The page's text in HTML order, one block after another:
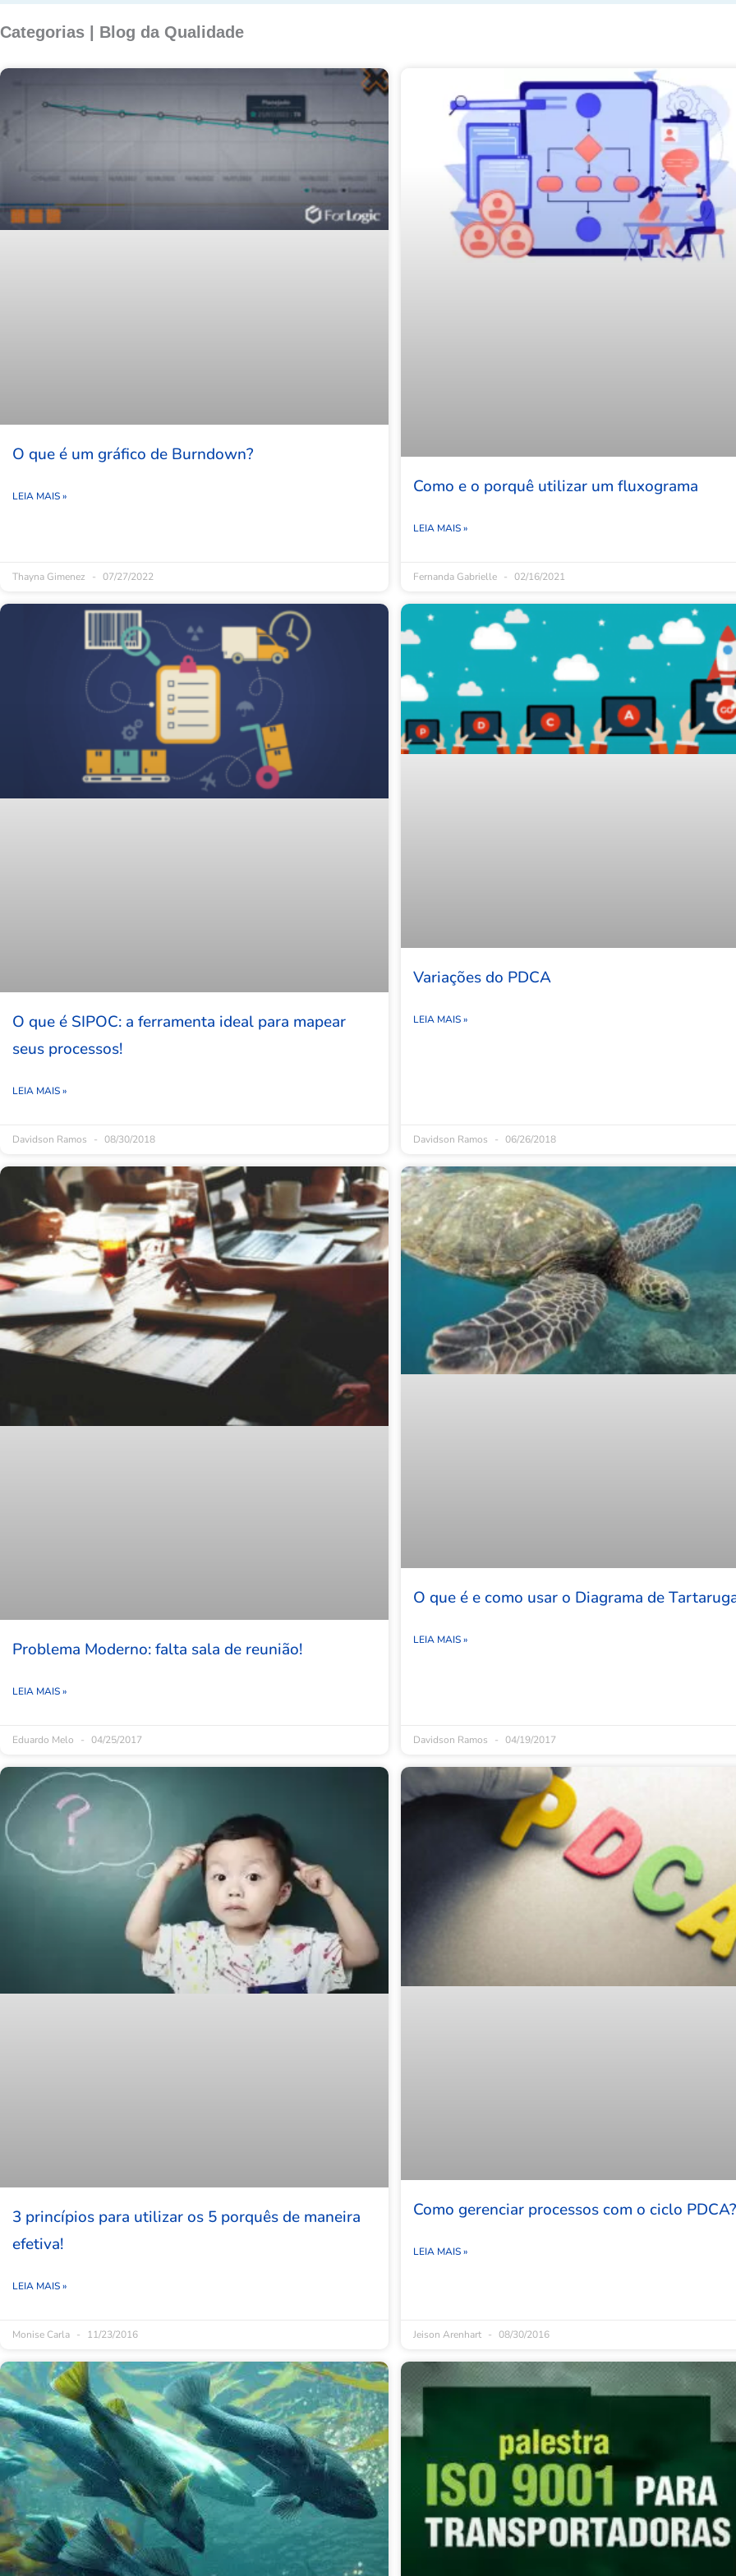
Categorias | Blog da Qualidade
O que é um gráfico de Burndown?
LEIA MAIS »
Thayna Gimenez 07/27/2022
Como e o porquê utilizar um fluxograma
LEIA MAIS »
Fernanda Gabrielle 02/16/2021
O que é SIPOC: a ferramenta ideal para mapear
seus processos!
LEIA MAIS »
Davidson Ramos 08/30/2018
Variações do PDCA
LEIA MAIS »
Davidson Ramos 06/26/2018
Problema Moderno: falta sala de reunião!
LEIA MAIS »
Eduardo Melo 04/25/2017
O que é e como usar o Diagrama de
LEIA MAIS »
Davidson Ramos 04/19/2017
3 princípios para utilizar os 5 porquês de maneira
efetiva!
LEIA MAIS »
Monise Carla 11/23/2016
Como gerenciar processos com o ciclo PDCA?
LEIA MAIS »
Jeison Arenhart 08/30/2016